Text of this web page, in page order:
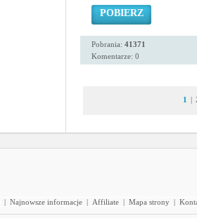
POBIERZ
Pobrania: 41371
Komentarze: 0
1 |
| Najnowsze informacje | Affiliate | Mapa strony |